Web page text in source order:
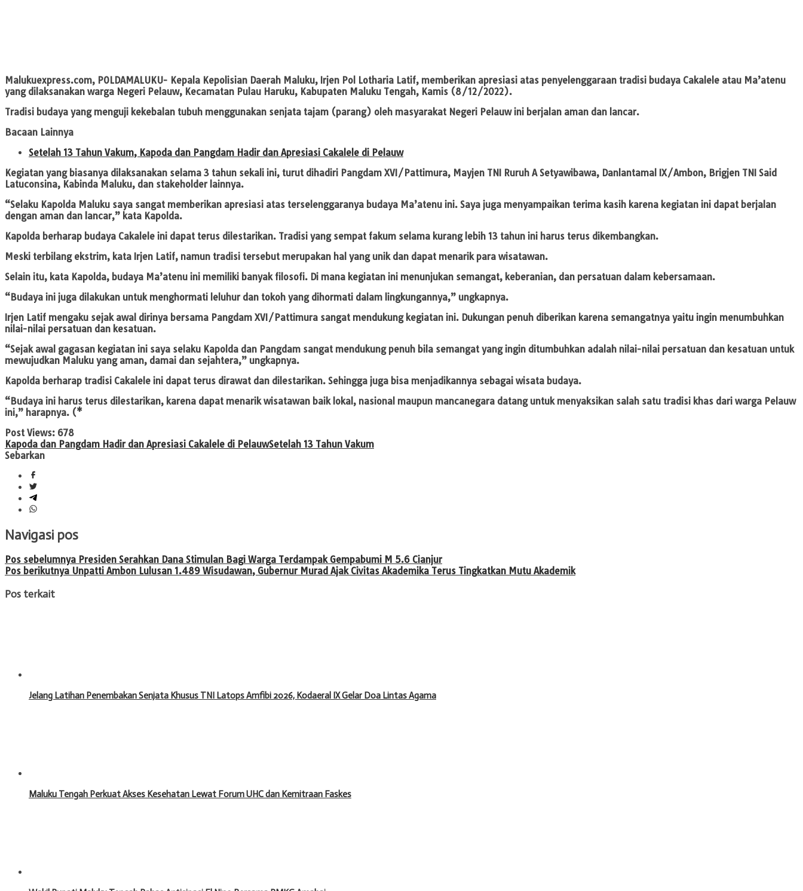
Malukuexpress.com, POLDAMALUKU- Kepala Kepolisian Daerah Maluku, Irjen Pol Lotharia Latif, memberikan apresiasi atas penyelenggaraan tradisi budaya Cakalele atau Ma’atenu
yang dilaksanakan warga Negeri Pelauw, Kecamatan Pulau Haruku, Kabupaten Maluku Tengah, Kamis (8/12/2022).
Tradisi budaya yang menguji kekebalan tubuh menggunakan senjata tajam (parang) oleh masyarakat Negeri Pelauw ini berjalan aman dan lancar.
Bacaan Lainnya
Setelah 13 Tahun Vakum, Kapoda dan Pangdam Hadir dan Apresiasi Cakalele di Pelauw
Kegiatan yang biasanya dilaksanakan selama 3 tahun sekali ini, turut dihadiri Pangdam XVI/Pattimura, Mayjen TNI Ruruh A Setyawibawa, Danlantamal IX/Ambon, Brigjen TNI Said
Latuconsina, Kabinda Maluku, dan stakeholder lainnya.
“Selaku Kapolda Maluku saya sangat memberikan apresiasi atas terselenggaranya budaya Ma’atenu ini. Saya juga menyampaikan terima kasih karena kegiatan ini dapat berjalan
dengan aman dan lancar,” kata Kapolda.
Kapolda berharap budaya Cakalele ini dapat terus dilestarikan. Tradisi yang sempat fakum selama kurang lebih 13 tahun ini harus terus dikembangkan.
Meski terbilang ekstrim, kata Irjen Latif, namun tradisi tersebut merupakan hal yang unik dan dapat menarik para wisatawan.
Selain itu, kata Kapolda, budaya Ma’atenu ini memiliki banyak filosofi. Di mana kegiatan ini menunjukan semangat, keberanian, dan persatuan dalam kebersamaan.
“Budaya ini juga dilakukan untuk menghormati leluhur dan tokoh yang dihormati dalam lingkungannya,” ungkapnya.
Irjen Latif mengaku sejak awal dirinya bersama Pangdam XVI/Pattimura sangat mendukung kegiatan ini. Dukungan penuh diberikan karena semangatnya yaitu ingin menumbuhkan
nilai-nilai persatuan dan kesatuan.
“Sejak awal gagasan kegiatan ini saya selaku Kapolda dan Pangdam sangat mendukung penuh bila semangat yang ingin ditumbuhkan adalah nilai-nilai persatuan dan kesatuan untuk
mewujudkan Maluku yang aman, damai dan sejahtera,” ungkapnya.
Kapolda berharap tradisi Cakalele ini dapat terus dirawat dan dilestarikan. Sehingga juga bisa menjadikannya sebagai wisata budaya.
“Budaya ini harus terus dilestarikan, karena dapat menarik wisatawan baik lokal, nasional maupun mancanegara datang untuk menyaksikan salah satu tradisi khas dari warga Pelauw
ini,” harapnya. (*
Post Views: 678
Kapoda dan Pangdam Hadir dan Apresiasi Cakalele di PelauwSetelah 13 Tahun Vakum
Sebarkan
Navigasi pos
Pos sebelumnya Presiden Serahkan Dana Stimulan Bagi Warga Terdampak Gempabumi M 5.6 Cianjur
Pos berikutnya Unpatti Ambon Lulusan 1.489 Wisudawan, Gubernur Murad Ajak Civitas Akademika Terus Tingkatkan Mutu Akademik
Pos terkait
Jelang Latihan Penembakan Senjata Khusus TNI Latops Amfibi 2026, Kodaeral IX Gelar Doa Lintas Agama
Maluku Tengah Perkuat Akses Kesehatan Lewat Forum UHC dan Kemitraan Faskes